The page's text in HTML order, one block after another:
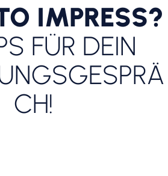
IMPRESS?
FÜR DEIN
CH!